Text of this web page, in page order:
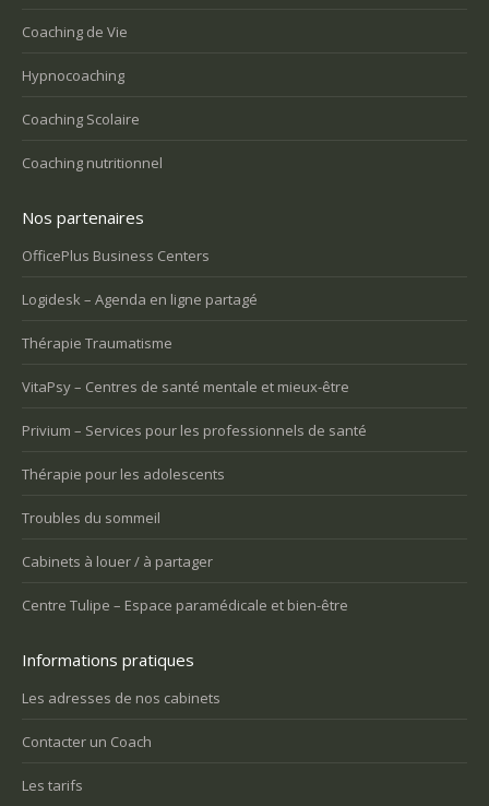
Coaching de Vie
Hypnocoaching
Coaching Scolaire
Coaching nutritionnel
Nos partenaires
OfficePlus Business Centers
Logidesk – Agenda en ligne partagé
Thérapie Traumatisme
VitaPsy – Centres de santé mentale et mieux-être
Privium – Services pour les professionnels de santé
Thérapie pour les adolescents
Troubles du sommeil
Cabinets à louer / à partager
Centre Tulipe – Espace paramédicale et bien-être
Informations pratiques
Les adresses de nos cabinets
Contacter un Coach
Les tarifs